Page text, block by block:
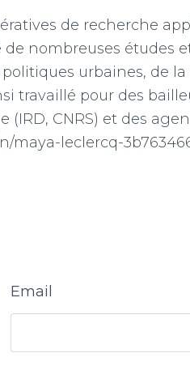
de recherche
nombreuses études
urbaines, de
travaillé pour des
CNRS) et des
maya-leclercq-
Email